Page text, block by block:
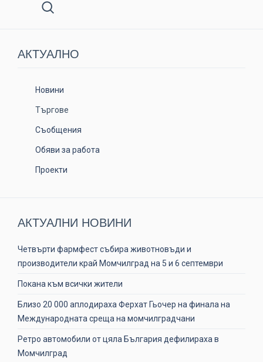
АКТУАЛНO
Новини
Търгове
Съобщения
Обяви за работа
Проекти
АКТУАЛНИ НОВИНИ
Четвърти фармфест събира животновъди и
производители край Момчилград на 5 и 6 септември
Покана към всички жители
Близо 20 000 аплодираха Ферхат Гьочер на финала на
Международната среща на момчилградчани
Ретро автомобили от цяла България дефилираха в
Момчилград